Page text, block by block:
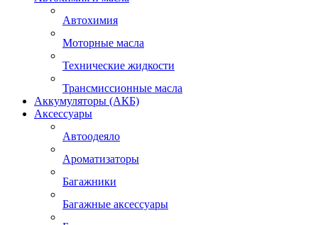
Автохимия
Моторные масла
Технические жидкости
Трансмиссионные масла
Аккумуляторы (АКБ)
Аксессуары
Автоодеяло
Ароматизаторы
Багажники
Багажные аксессуары